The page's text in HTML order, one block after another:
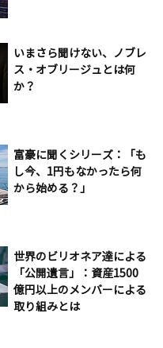
いまさら聞けない、ノブレ
ス・オブリージュとは何
か？
富豪に聞くシリーズ：「も
し今、1円もなかったら何
から始める？」
世界のビリオネア達による
「公開遺言」：資産1500
億円以上のメンバーによる
取り組みとは